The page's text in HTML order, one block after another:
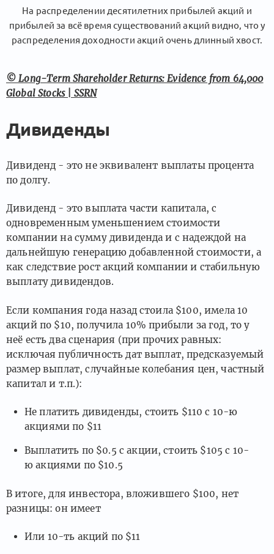
На распределении десятилетних прибылей акций и
прибылей за всё время существований акций видно, что у
распределения доходности акций очень длинный хвост.
© Long-Term Shareholder Returns: Evidence from 64,000
Global Stocks | SSRN
Дивиденды
Дивиденд - это не эквивалент выплаты процента
по долгу.
Дивиденд - это выплата части капитала, с
одновременным уменьшением стоимости
компании на сумму дивиденда и с надеждой на
дальнейшую генерацию добавленной стоимости, а
как следствие рост акций компании и стабильную
выплату дивидендов.
Если компания года назад стоила $100, имела 10
акций по $10, получила 10% прибыли за год, то у
неё есть два сценария (при прочих равных:
исключая публичность дат выплат, предсказуемый
размер выплат, случайные колебания цен, частный
капитал и т.п.):
Не платить дивиденды, стоить $110 с 10-ю
акциями по $11
Выплатить по $0.5 с акции, стоить $105 с 10-
ю акциями по $10.5
В итоге, для инвестора, вложившего $100, нет
разницы: он имеет
Или 10-ть акций по $11